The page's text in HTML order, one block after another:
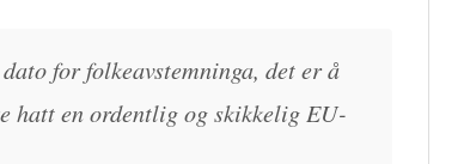
for folkeavstemninga, det er å
hatt en ordentlig og skikkelig EU-